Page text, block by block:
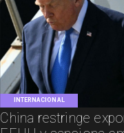
INTERNACIONAL
China restringe